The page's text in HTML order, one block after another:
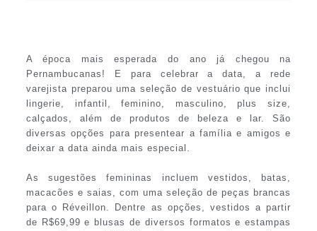
A época mais esperada do ano já chegou na
Pernambucanas! E para celebrar a data, a rede
varejista preparou uma seleção de vestuário que inclui
lingerie, infantil, feminino, masculino, plus size,
calçados, além de produtos de beleza e lar. São
diversas opções para presentear a família e amigos e
deixar a data ainda mais especial.
As sugestões femininas incluem vestidos, batas,
macacões e saias, com uma seleção de peças brancas
para o Réveillon. Dentre as opções, vestidos a partir
de R$69,99 e blusas de diversos formatos e estampas